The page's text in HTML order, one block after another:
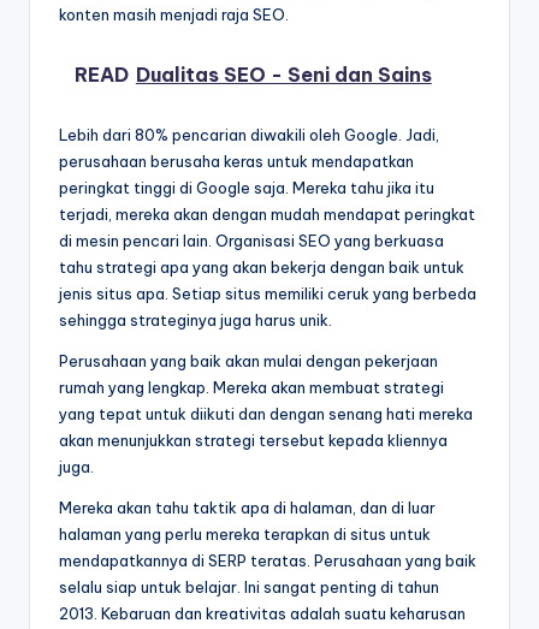
konten masih menjadi raja SEO.
READ Dualitas SEO - Seni dan Sains
Lebih dari 80% pencarian diwakili oleh Google. Jadi,
perusahaan berusaha keras untuk mendapatkan
peringkat tinggi di Google saja. Mereka tahu jika itu
terjadi, mereka akan dengan mudah mendapat peringkat
di mesin pencari lain. Organisasi SEO yang berkuasa
tahu strategi apa yang akan bekerja dengan baik untuk
jenis situs apa. Setiap situs memiliki ceruk yang berbeda
sehingga strateginya juga harus unik.
Perusahaan yang baik akan mulai dengan pekerjaan
rumah yang lengkap. Mereka akan membuat strategi
yang tepat untuk diikuti dan dengan senang hati mereka
akan menunjukkan strategi tersebut kepada kliennya
juga.
Mereka akan tahu taktik apa di halaman, dan di luar
halaman yang perlu mereka terapkan di situs untuk
mendapatkannya di SERP teratas. Perusahaan yang baik
selalu siap untuk belajar. Ini sangat penting di tahun
2013. Kebaruan dan kreativitas adalah suatu keharusan